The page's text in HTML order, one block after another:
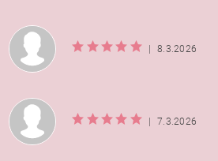
| 8.3.2026
| 7.3.2026